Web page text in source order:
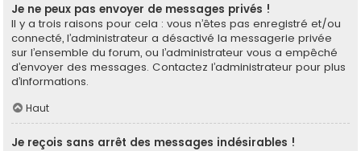
Je ne peux pas envoyer de messages privés !
Il y a trois raisons pour cela : vous n’êtes pas enregistré et/ou
connecté, l’administrateur a désactivé la messagerie privée
sur l’ensemble du forum, ou l’administrateur vous a empêché
d’envoyer des messages. Contactez l’administrateur pour plus
d’informations.
Haut
Je reçois sans arrêt des messages indésirables !